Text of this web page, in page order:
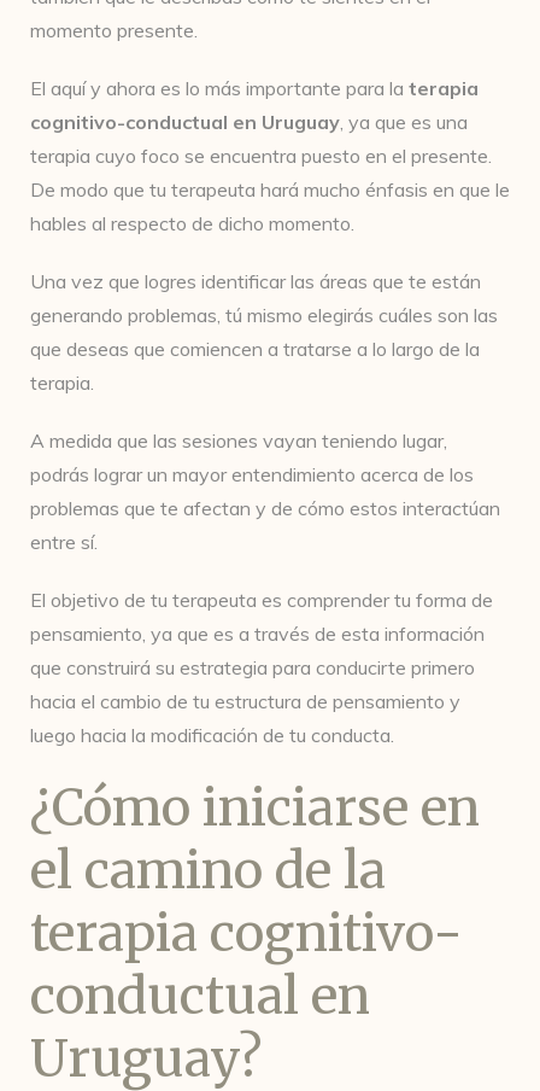
momento presente.
El aquí y ahora es lo más importante para la terapia
cognitivo-conductual en Uruguay, ya que es una
terapia cuyo foco se encuentra puesto en el presente.
De modo que tu terapeuta hará mucho énfasis en que le
hables al respecto de dicho momento.
Una vez que logres identificar las áreas que te están
generando problemas, tú mismo elegirás cuáles son las
que deseas que comiencen a tratarse a lo largo de la
terapia.
A medida que las sesiones vayan teniendo lugar,
podrás lograr un mayor entendimiento acerca de los
problemas que te afectan y de cómo estos interactúan
entre sí.
El objetivo de tu terapeuta es comprender tu forma de
pensamiento, ya que es a través de esta información
que construirá su estrategia para conducirte primero
hacia el cambio de tu estructura de pensamiento y
luego hacia la modificación de tu conducta.
¿Cómo iniciarse en
el camino de la
terapia cognitivo-
conductual en
Uruguay?